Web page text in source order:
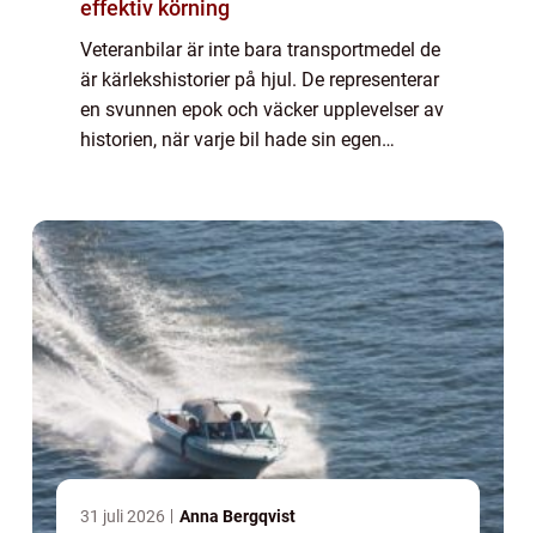
effektiv körning
Veteranbilar är inte bara transportmedel de
är kärlekshistorier på hjul. De representerar
en svunnen epok och väcker upplevelser av
historien, när varje bil hade sin egen
31 juli 2026 Anna Bergqvist